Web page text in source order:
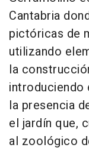
Cantabria
pictóricas de
utilizando
la
introduciendo
la presencia
el jardín que,
al zoológico